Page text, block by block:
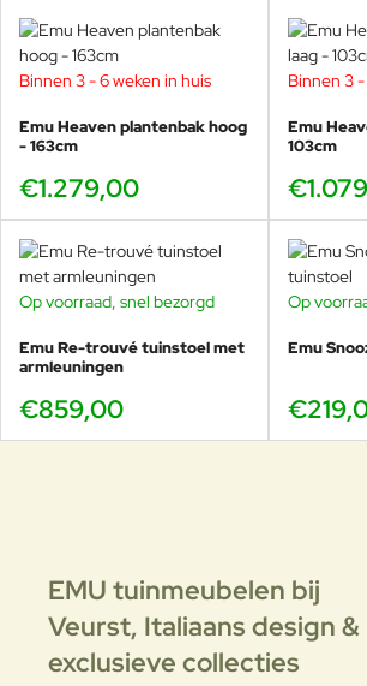
waaronder Patricia Urquiola, Stefan Diez en
creëert Emu collecties die elegantie,
combineren. De Antigua-lijn is een modern
filosofie: luchtig, tijdloos en technisch
Alle Emu producten worden in Italië
combinatie van traditioneel vakmanschap en
coatingtechnieken. Hierdoor blijven de
zelfs in intensieve hospitality-omgevingen.
Waarom uw Antigua
betellen bij Veurst?
Veurst is degrootste Emu-dealer ter wereld
voorraad wereldwijd
betekent:
Een showroom waar u bijna alle
bekijken en uitproberen.
Professioneel adviesvoor
Binnen 3 - 6 weken in huis
Emu Heaven plantenbak hoog
- 163cm
€1.279,00
Binnen 3
Emu
103cm
Op voorraad, snel bezorgd
Emu Re-trouvé tuinstoel met
armleuningen
€859,00
Op
Emu
EMU tuinmeubelen bij
Veurst, Italiaans design &
exclusieve collecties